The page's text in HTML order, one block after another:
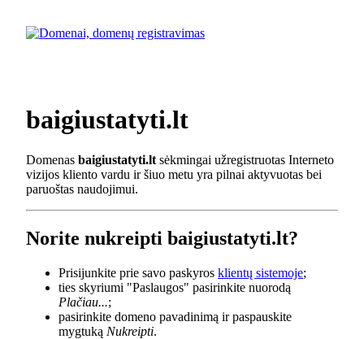
baigiustatyti.lt
Domenas baigiustatyti.lt sėkmingai užregistruotas Interneto
vizijos kliento vardu ir šiuo metu yra pilnai aktyvuotas bei
paruoštas naudojimui.
Norite nukreipti baigiustatyti.lt?
Prisijunkite prie savo paskyros klientų sistemoje;
ties skyriumi "Paslaugos" pasirinkite nuorodą
Plačiau...;
pasirinkite domeno pavadinimą ir paspauskite
mygtuką Nukreipti.